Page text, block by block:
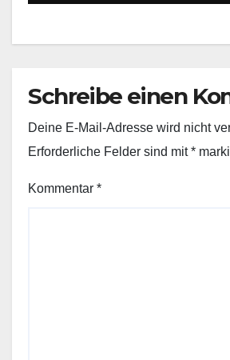
Schreibe einen
Deine E-Mail-Adresse wird nicht
Erforderliche Felder sind mit*
Kommentar *